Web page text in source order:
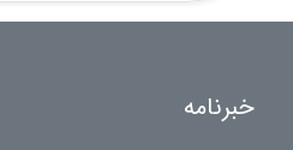
خبرنامه